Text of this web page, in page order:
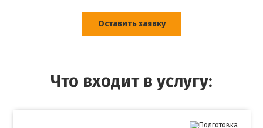
Оставить заявку
Что входит в услугу: